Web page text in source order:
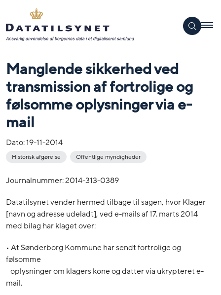
Manglende sikkerhed ved
transmission af fortrolige og
følsomme oplysninger via e-
mail
Dato:19-11-2014
Historisk afgørelse Offentlige myndigheder
Journalnummer: 2014-313-0389
Datatilsynet vender hermed tilbage til sagen, hvor Klager
[navn og adresse udeladt], ved e-mails af 17. marts 2014
med bilag har klaget over:
• At Sønderborg Kommune har sendt fortrolige og
følsomme
oplysninger om klagers kone og datter via ukrypteret e-
mail.